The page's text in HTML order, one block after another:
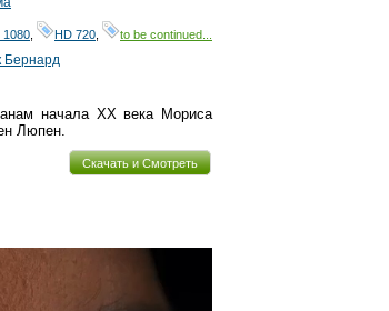
1080 HD 720 to be continued...
Бернард
начала ХХ века Мориса
Люпен.
Скачать и Смотреть